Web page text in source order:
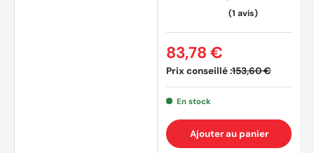
Prix conseillé :153,60 €
83,78 €
En stock
Ajouter au panier